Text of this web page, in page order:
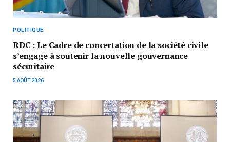
POLITIQUE
RDC : Le Cadre de concertation de la société civile
s’engage à soutenir la nouvelle gouvernance
sécuritaire
5 AOÛT 2026